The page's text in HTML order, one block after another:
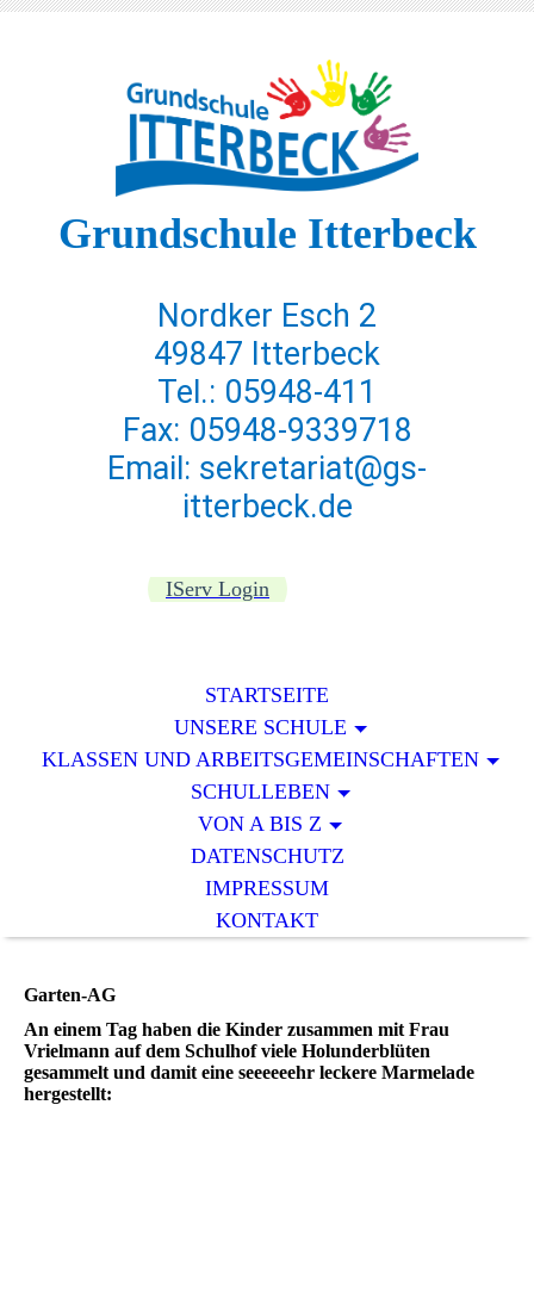
Grundschule Itterbeck
Nordker Esch 2
49847 Itterbeck
Tel.: 05948-411
Fax: 05948-9339718
Email: sekretariat@gs-
itterbeck.de
IServ Login
STARTSEITE
UNSERE SCHULE
KLASSEN UND ARBEITSGEMEINSCHAFTEN
SCHULLEBEN
VON A BIS Z
DATENSCHUTZ
IMPRESSUM
KONTAKT
Garten-AG
An einem Tag haben die Kinder zusammen mit Frau
Vrielmann auf dem Schulhof viele Holunderblüten
gesammelt und damit eine seeeeeehr leckere Marmelade
hergestellt: